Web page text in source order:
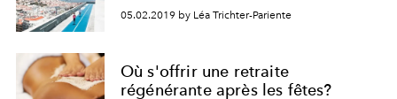
05.02.2019 by Léa Trichter-Pariente
Où s'offrir une retraite
régénérante après les fêtes?